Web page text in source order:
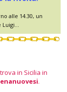
alle 14.30, un
in Sicilia in
.